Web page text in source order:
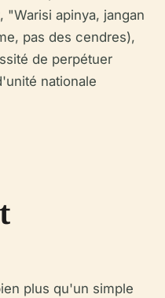
"Warisi apinya, jangan
pas des cendres),
de perpétuer
nationale
plus qu'un simple